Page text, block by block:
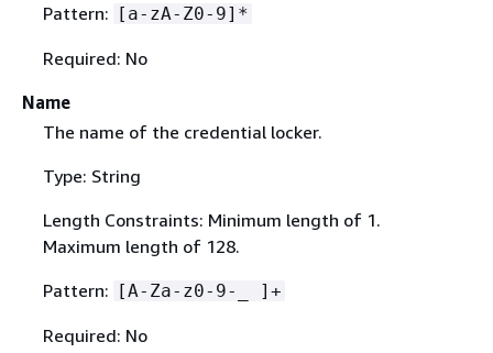
Pattern: [a-zA-Z0-9]*
Required: No
Name
The name of the credential locker.
Type: String
Length Constraints: Minimum length of 1.
Maximum length of 128.
Pattern: [A-Za-z0-9-_ ]+
Required: No